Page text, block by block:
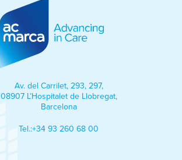
Av. del Carrilet, 293, 297,
08907 L’Hospitalet de Llobregat,
Barcelona
Tel.:+34 93 260 68 00